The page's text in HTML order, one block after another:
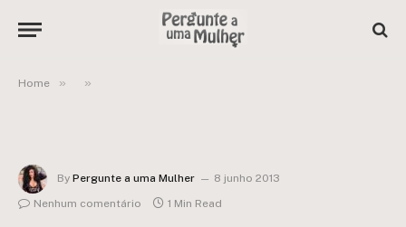
Home » »
By Pergunte a uma Mulher
8 junho 2013
Nenhum comentário
1 Min Read